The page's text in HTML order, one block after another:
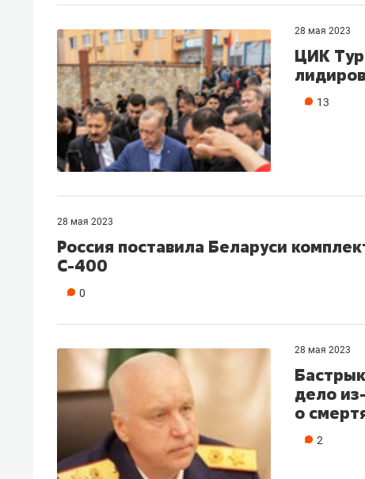
28 мая 2023
ЦИК
13
28 мая 2023
Россия поставила Беларуси
С-400
0
28 мая 2023
дело
о
2